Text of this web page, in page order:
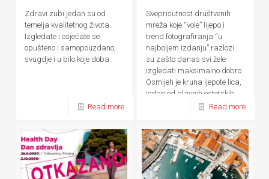
Zdravi zubi jedan su od
temelja kvalitetnog života.
Izgledate i osjećate se
opušteno i samopouzdano,
svugdje i u bilo koje doba.
Read more
Sveprisutnost društvenih
mreža koje “vole” lijepo i
trend fotografiranja “u
najboljem izdanju” razlozi
su zašto danas svi žele
izgledati maksimalno dobro.
Osmijeh je kruna ljepote lica,
jedan od glavnih estetskih
Read more